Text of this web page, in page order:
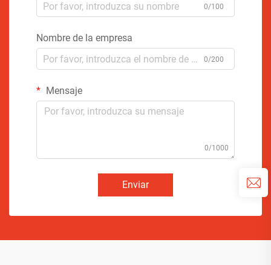
0/100
Nombre de la empresa
0/200
Mensaje
0/1000
Enviar